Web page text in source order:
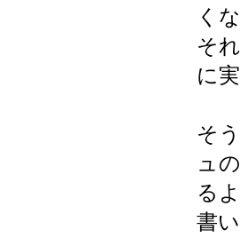
く
そ
に
そ
ュ
る
書